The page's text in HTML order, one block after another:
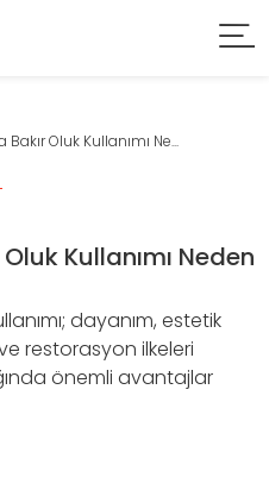
Oluk Kullanımı Ne...
Kullanımı Neden
dayanım, estetik
restorasyon ilkeleri
önemli avantajlar